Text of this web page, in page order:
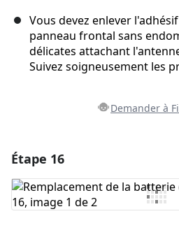
Vous devez enlever
panneau frontal sans
délicates attachant
Suivez soigneusement les
Demander à
Ajouter un commentaire
Étape 16